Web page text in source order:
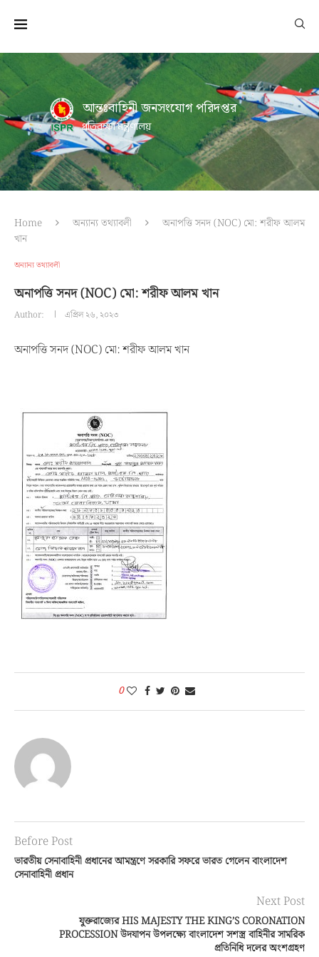
আন্তঃবাহিনী জনসংযোগ পরিদপ্তর
প্রতিরক্ষা মন্ত্রণালয়
Home অন্যান্য তথ্যাবলী
অনাপত্তি সনদ (NOC) মো: শরীফ আলম
খান
অন্যান্য তথ্যাবলী
অনাপত্তি সনদ (NOC) মো: শরীফ আলম খান
Author: এপ্রিল ২৬, ২০২৩
অনাপত্তি সনদ (NOC) মো: শরীফ আলম খান
0
Before Post
ভারতীয় সেনাবাহিনী প্রধানের আমন্ত্রণে সরকারি সফরে ভারত গেলেন বাংলাদেশ
সেনাবাহিনী প্রধান
Next Post
যুক্তরাজ্যের HIS MAJESTY THE KING’S CORONATION
PROCESSION উদযাপন উপলক্ষ্যে বাংলাদেশ সশস্ত্র বাহিনীর সামরিক
প্রতিনিধি দলের অংশগ্রহণ